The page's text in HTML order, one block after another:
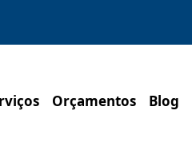
Orçamentos Blog